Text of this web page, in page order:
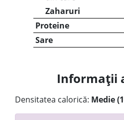
Zaharuri
Proteine
Sare
Informații
Densitatea calorică: Medie